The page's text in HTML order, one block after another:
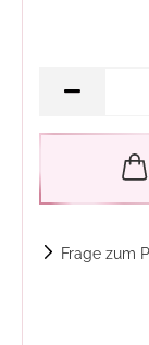
Frage zum